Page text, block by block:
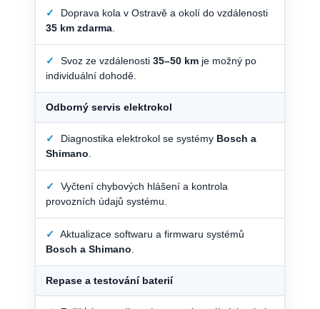
✓
Doprava kola v Ostravě a okolí do vzdálenosti
35 km zdarma.
✓ Svoz ze vzdálenosti 35–50 km je možný po
individuální dohodě.
Odborný servis elektrokol
✓ Diagnostika elektrokol se systémy Bosch a
Shimano.
✓
Vyčtení chybových hlášení a kontrola
provozních údajů systému.
✓
Aktualizace softwaru a firmwaru systémů
Bosch a Shimano.
Repase a testování baterií